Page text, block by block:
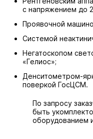
с напряжением до
Проявочной
Системой
Негатоскопом
«Гелиос»;
Денситометром-
поверкой ГосЦСМ.
По запросу
быть
оборудованием